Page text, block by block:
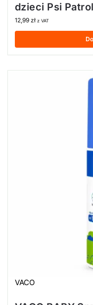
dzieci Psi
12,99 zł z VAT
VACO